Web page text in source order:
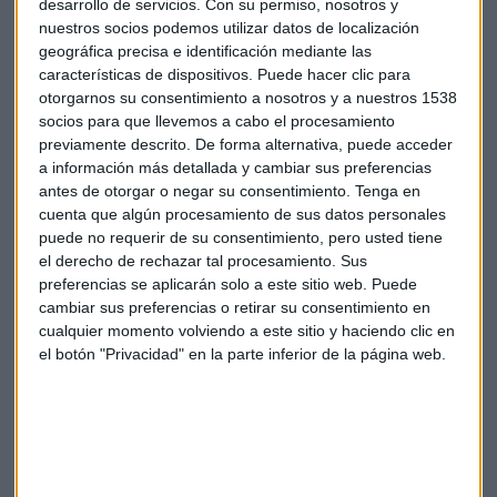
desarrollo de servicios. Con su permiso, nosotros y
nuestros socios podemos utilizar datos de localización
geográfica precisa e identificación mediante las
características de dispositivos. Puede hacer clic para
otorgarnos su consentimiento a nosotros y a nuestros 1538
socios para que llevemos a cabo el procesamiento
previamente descrito. De forma alternativa, puede acceder
a información más detallada y cambiar sus preferencias
antes de otorgar o negar su consentimiento. Tenga en
cuenta que algún procesamiento de sus datos personales
puede no requerir de su consentimiento, pero usted tiene
el derecho de rechazar tal procesamiento. Sus
preferencias se aplicarán solo a este sitio web. Puede
cambiar sus preferencias o retirar su consentimiento en
cualquier momento volviendo a este sitio y haciendo clic en
el botón "Privacidad" en la parte inferior de la página web.
días antes de la carrera. ¡No te duermas y consigue tus
zapatillas!
Zapatillas 10k 5k Carrera del taller
Banda sonora Sorteo Running company